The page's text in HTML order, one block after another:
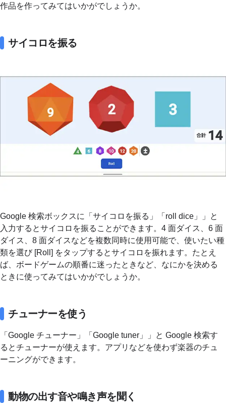
作品を作ってみてはいかがでしょうか。
サイコロを振る
Google 検索ボックスに「サイコロを振る」「roll dice」」と
入力するとサイコロを振ることができます。4 面ダイス、6 面
ダイス、8 面ダイスなどを複数同時に使用可能で、使いたい種
類を選び [Roll] をタップするとサイコロを振れます。たとえ
ば、ボードゲームの順番に迷ったときなど、なにかを決める
ときに使ってみてはいかがでしょうか。
チューナーを使う
「Google チューナー」「Google tuner」」と Google 検索す
るとチューナーが使えます。アプリなどを使わず楽器のチュ
ーニングができます。
動物の出す音や鳴き声を聞く